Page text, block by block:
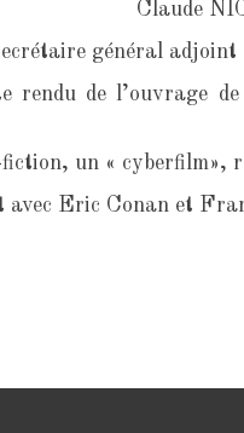
Claude
général adjoint
rendu de
un « cyberfilm»,
Eric Conan et